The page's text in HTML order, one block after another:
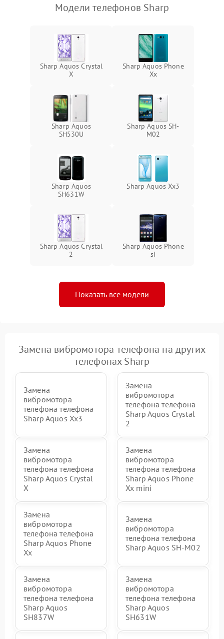
Модели телефонов Sharp
Sharp Aquos Crystal
X
Sharp Aquos Phone
Xx
Sharp Aquos
SH530U
Sharp Aquos SH-
M02
Sharp Aquos
SH631W
Sharp Aquos Xx3
Sharp Aquos Crystal
2
Sharp Aquos Phone
si
Показать все модели
Замена вибромотора телефона на других
телефонах Sharp
Замена
вибромотора
телефона телефона
Sharp Aquos Xx3
Замена
вибромотора
телефона телефона
Sharp Aquos Crystal
2
Замена
вибромотора
телефона телефона
Sharp Aquos Crystal
X
Замена
вибромотора
телефона телефона
Sharp Aquos Phone
Xx mini
Замена
вибромотора
телефона телефона
Sharp Aquos Phone
Xx
Замена
вибромотора
телефона телефона
Sharp Aquos SH-M02
Замена
вибромотора
телефона телефона
Sharp Aquos
SH837W
Замена
вибромотора
телефона телефона
Sharp Aquos
SH631W